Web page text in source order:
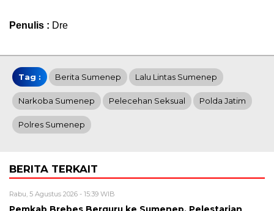
Penulis : Dre
Tag : Berita Sumenep Lalu Lintas Sumenep
Narkoba Sumenep Pelecehan Seksual Polda Jatim
Polres Sumenep
BERITA TERKAIT
Rabu, 5 Agustus 2026 - 15:39 WIB